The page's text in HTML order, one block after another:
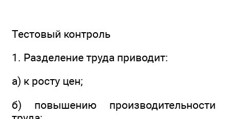
Тестовый контроль
1. Разделение труда приводит:
а) к росту цен;
б) повышению производительности